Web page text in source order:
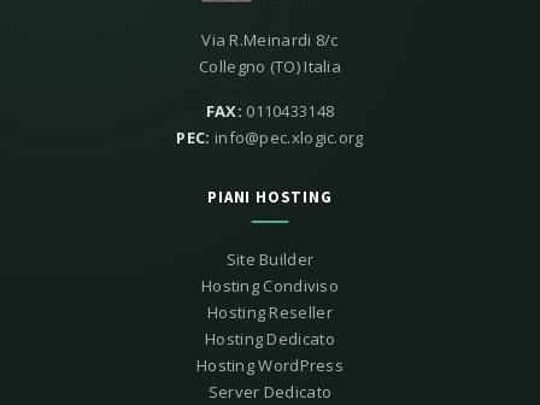
Via R.Meinardi 8/c
Collegno (TO) Italia
FAX: 0110433148
PEC: info@pec.xlogic.org
PIANI HOSTING
Site Builder
Hosting Condiviso
Hosting Reseller
Hosting Dedicato
Hosting WordPress
Server Dedicato